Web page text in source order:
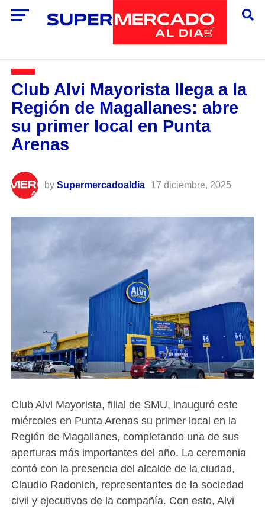
Club Alvi Mayorista llega a la
Región de Magallanes: abre
su primer local en Punta
Arenas
by Supermercadoaldia 17 diciembre, 2025
Club Alvi Mayorista, filial de SMU, inauguró este
miércoles en Punta Arenas su primer local en la
Región de Magallanes, completando una de sus
aperturas más importantes del año. La ceremonia
contó con la presencia del alcalde de la ciudad,
Claudio Radonich, representantes de la sociedad
civil y ejecutivos de la compañía. Con esto, Alvi